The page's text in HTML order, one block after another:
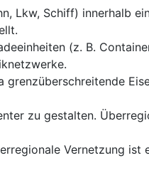
Lkw, Schiff) innerhalb
(z. B.
zu gestalten.
Vernetzung ist